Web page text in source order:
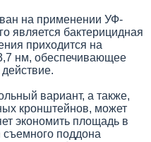
на применении УФ-
является бактерицидная
приходится на
нм, обеспечивающее
вариант, а также,
кронштейнов, может
экономить площадь в
съемного поддона